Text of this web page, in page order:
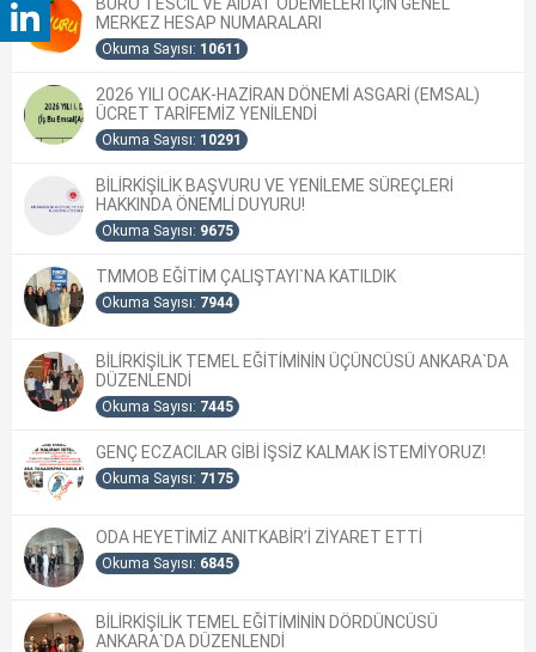
MERKEZ HESAP NUMARALARI
Okuma Sayısı: 10611
2026 YILI OCAK-HAZİRAN DÖNEMİ ASGARİ (EMSAL)
ÜCRET TARİFEMİZ YENİLENDİ
Okuma Sayısı: 10291
BİLİRKİŞİLİK BAŞVURU VE YENİLEME SÜREÇLERİ
HAKKINDA ÖNEMLİ DUYURU!
Okuma Sayısı: 9675
TMMOB EĞİTİM ÇALIŞTAYI`NA KATILDIK
Okuma Sayısı: 7944
BİLİRKİŞİLİK TEMEL EĞİTİMİNİN ÜÇÜNCÜSÜ ANKARA`DA
DÜZENLENDİ
Okuma Sayısı: 7445
GENÇ ECZACILAR GİBİ İŞSİZ KALMAK İSTEMİYORUZ!
Okuma Sayısı: 7175
ODA HEYETİMİZ ANITKABİR’İ ZİYARET ETTİ
Okuma Sayısı: 6845
BİLİRKİŞİLİK TEMEL EĞİTİMİNİN DÖRDÜNCÜSÜ
ANKARA`DA DÜZENLENDİ